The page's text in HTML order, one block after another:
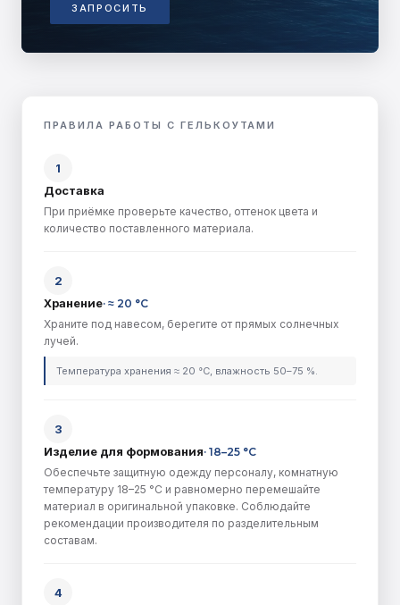
ЗАПРОСИТЬ
ПРАВИЛА РАБОТЫ С ГЕЛЬКОУТАМИ
1
Доставка
При приёмке проверьте качество, оттенок цвета и
количество поставленного материала.
2
Хранение· ≈ 20 °C
Храните под навесом, берегите от прямых солнечных
лучей.
Температура хранения ≈ 20 °C, влажность 50–75 %.
3
Изделие для формования· 18–25 °C
Обеспечьте защитную одежду персоналу, комнатную
температуру 18–25 °C и равномерно перемешайте
материал в оригинальной упаковке. Соблюдайте
рекомендации производителя по разделительным
составам.
4